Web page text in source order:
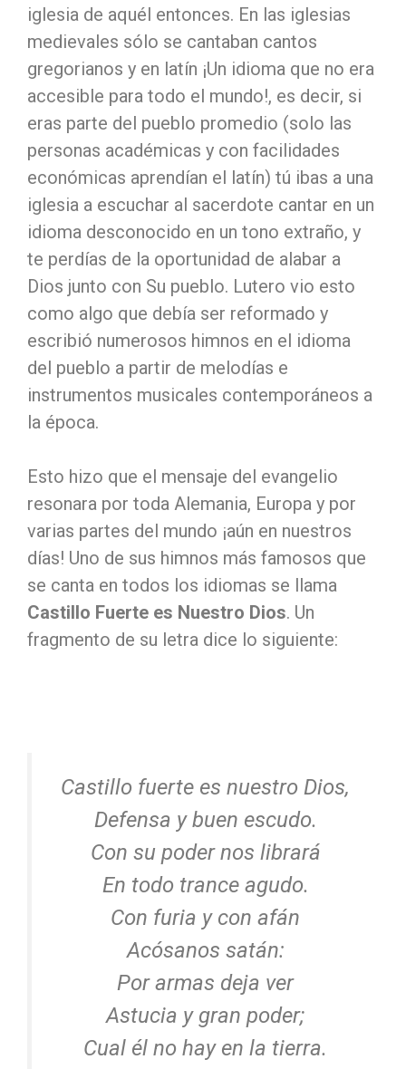
iglesia de aquél entonces. En las iglesias
medievales sólo se cantaban cantos
gregorianos y en latín ¡Un idioma que no era
accesible para todo el mundo!, es decir, si
eras parte del pueblo promedio (solo las
personas académicas y con facilidades
económicas aprendían el latín) tú ibas a una
iglesia a escuchar al sacerdote cantar en un
idioma desconocido en un tono extraño, y
te perdías de la oportunidad de alabar a
Dios junto con Su pueblo. Lutero vio esto
como algo que debía ser reformado y
escribió numerosos himnos en el idioma
del pueblo a partir de melodías e
instrumentos musicales contemporáneos a
la época.
Esto hizo que el mensaje del evangelio
resonara por toda Alemania, Europa y por
varias partes del mundo ¡aún en nuestros
días! Uno de sus himnos más famosos que
se canta en todos los idiomas se llama
Castillo Fuerte es Nuestro Dios. Un
fragmento de su letra dice lo siguiente:
Castillo fuerte es nuestro Dios,
Defensa y buen escudo.
Con su poder nos librará
En todo trance agudo.
Con furia y con afán
Acósanos satán:
Por armas deja ver
Astucia y gran poder;
Cual él no hay en la tierra.